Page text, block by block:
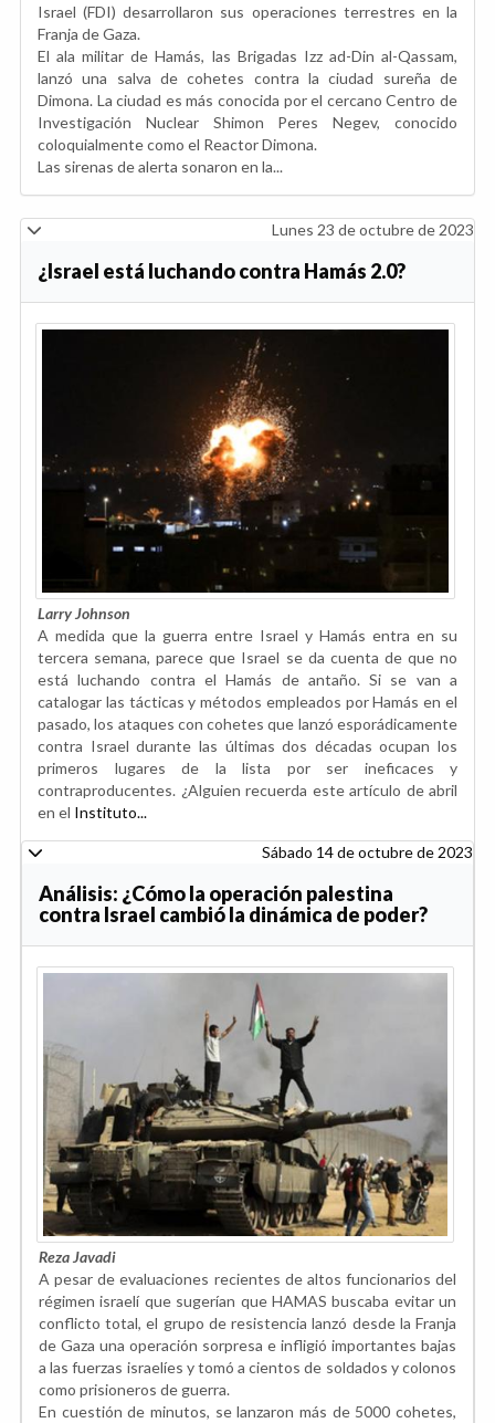
Israel (FDI) desarrollaron sus operaciones terrestres en la
Franja de Gaza.
El ala militar de Hamás, las Brigadas Izz ad-Din al-Qassam,
lanzó una salva de cohetes contra la ciudad sureña de
Dimona. La ciudad es más conocida por el cercano Centro de
Investigación Nuclear Shimon Peres Negev, conocido
coloquialmente como el Reactor Dimona.
Las sirenas de alerta sonaron en la...
Lunes 23 de octubre de 2023
¿Israel está luchando contra Hamás 2.0?
Larry Johnson
A medida que la guerra entre Israel y Hamás entra en su
tercera semana, parece que Israel se da cuenta de que no
está luchando contra el Hamás de antaño. Si se van a
catalogar las tácticas y métodos empleados por Hamás en el
pasado, los ataques con cohetes que lanzó esporádicamente
contra Israel durante las últimas dos décadas ocupan los
primeros lugares de la lista por ser ineficaces y
contraproducentes. ¿Alguien recuerda este artículo de abril
en el Instituto...
Sábado 14 de octubre de 2023
Análisis: ¿Cómo la operación palestina
contra Israel cambió la dinámica de poder?
Reza Javadi
A pesar de evaluaciones recientes de altos funcionarios del
régimen israelí que sugerían que HAMAS buscaba evitar un
conflicto total, el grupo de resistencia lanzó desde la Franja
de Gaza una operación sorpresa e infligió importantes bajas
a las fuerzas israelíes y tomó a cientos de soldados y colonos
como prisioneros de guerra.
En cuestión de minutos, se lanzaron más de 5000 cohetes,